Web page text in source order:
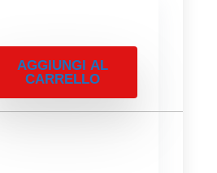
AGGIUNGI AL
CARRELLO